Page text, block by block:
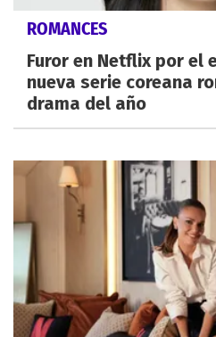
ROMANCES
Furor en Netflix por el
nueva serie coreana
drama del año